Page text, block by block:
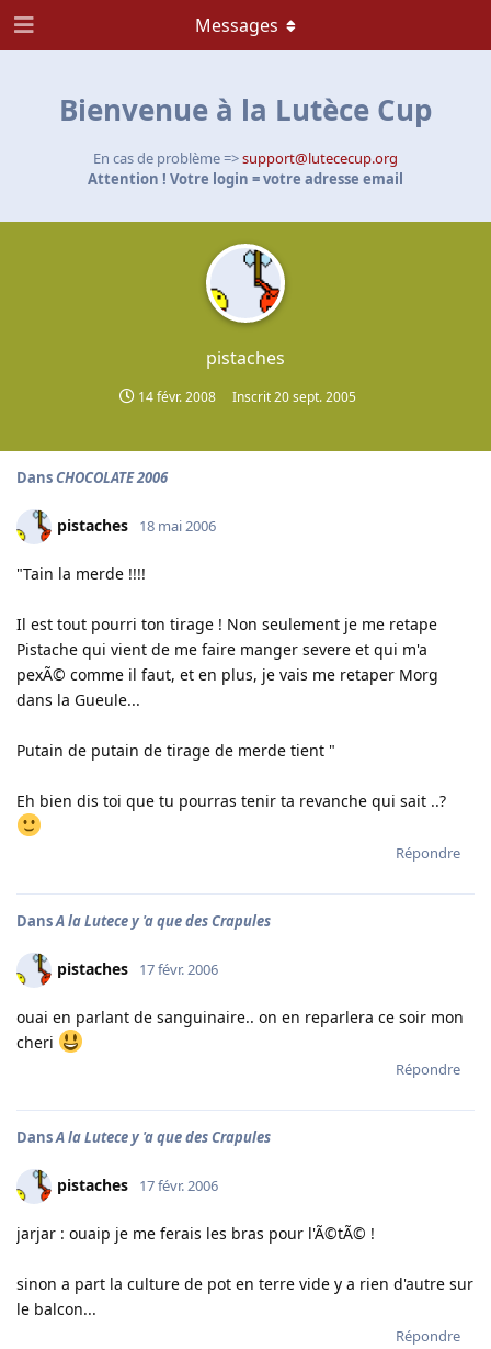
Bienvenue à la Lutèce Cup
En cas de problème =>support@lutececup.org
Attention ! Votre login = votre adresse email
pistaches
14 févr. 2008 Inscrit20 sept. 2005
Messages
DansCHOCOLATE 2006
pistaches 18 mai 2006
"Tain la merde !!!!
Il est tout pourri ton tirage ! Non seulement je me retape
Pistache qui vient de me faire manger severe et qui m'a
pexÃ© comme il faut, et en plus, je vais me retaper Morg
dans la Gueule...
Putain de putain de tirage de merde tient "
Eh bien dis toi que tu pourras tenir ta revanche qui sait ..?
Répondre
DansA la Lutece y 'a que des Crapules
pistaches 17 févr. 2006
ouai en parlant de sanguinaire.. on en reparlera ce soir mon
cheri
Répondre
DansA la Lutece y 'a que des Crapules
pistaches 17 févr. 2006
jarjar : ouaip je me ferais les bras pour l'Ã©tÃ© !
sinon a part la culture de pot en terre vide y a rien d'autre sur
le balcon...
Répondre